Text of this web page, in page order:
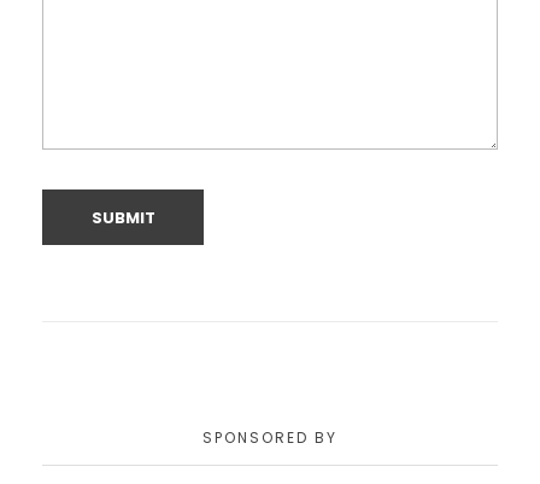
SPONSORED BY